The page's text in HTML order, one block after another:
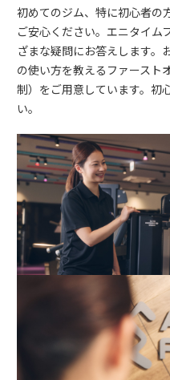
初めてのジム、特に初心者の
ご安心ください。エニタイム
ざまな疑問にお答えします。
の使い方を教えるファースト
制）をご用意しています。初
い。